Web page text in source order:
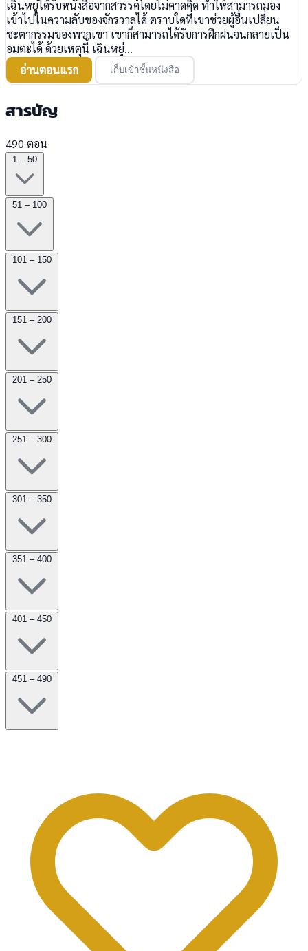
เฉินหยู่ได้รับหนังสือจากสวรรค์โดยไม่คาดคิด ทำให้สามารถมอง
เข้าไปในความลับของจักรวาลได้ ตราบใดที่เขาช่วยผู้อื่นเปลี่ยน
ชะตากรรมของพวกเขา เขาก็สามารถได้รับการฝึกฝนจนกลายเป็น
อมตะได้ ด้วยเหตุนี้ เฉินหยู่...
อ่านตอนแรก
เก็บเข้าชั้นหนังสือ
สารบัญ
490 ตอน
1 – 50
51 – 100
101 – 150
151 – 200
201 – 250
251 – 300
301 – 350
351 – 400
401 – 450
451 – 490